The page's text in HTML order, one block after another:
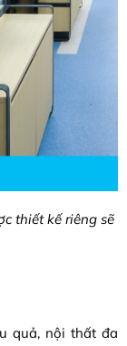
thiết kế riêng sẽ
quả, nội thất đa